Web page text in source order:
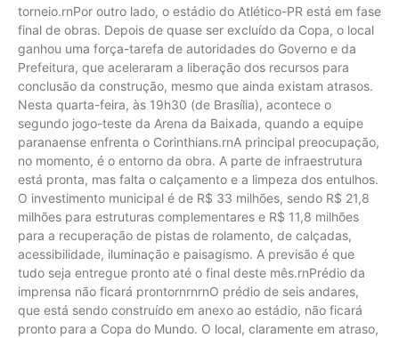
torneio.rnPor outro lado, o estádio do Atlético-PR está em fase
final de obras. Depois de quase ser excluído da Copa, o local
ganhou uma força-tarefa de autoridades do Governo e da
Prefeitura, que aceleraram a liberação dos recursos para
conclusão da construção, mesmo que ainda existam atrasos.
Nesta quarta-feira, às 19h30 (de Brasília), acontece o
segundo jogo-teste da Arena da Baixada, quando a equipe
paranaense enfrenta o Corinthians.rnA principal preocupação,
no momento, é o entorno da obra. A parte de infraestrutura
está pronta, mas falta o calçamento e a limpeza dos entulhos.
O investimento municipal é de R$ 33 milhões, sendo R$ 21,8
milhões para estruturas complementares e R$ 11,8 milhões
para a recuperação de pistas de rolamento, de calçadas,
acessibilidade, iluminação e paisagismo. A previsão é que
tudo seja entregue pronto até o final deste mês.rnPrédio da
imprensa não ficará prontornrnrnO prédio de seis andares,
que está sendo construído em anexo ao estádio, não ficará
pronto para a Copa do Mundo. O local, claramente em atraso,